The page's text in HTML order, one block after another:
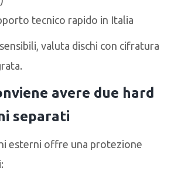
tecnico rapido in Italia
valuta dischi con cifratura
avere due hard
separati
esterni offre una protezione